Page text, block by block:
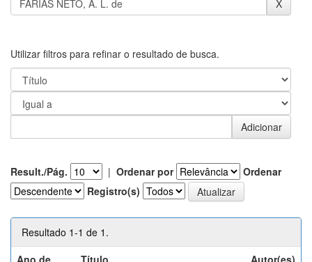
Utilizar filtros para refinar o resultado de busca.
Result./Pág. | Ordenar por
Ordenar
Registro(s)
Resultado 1-1 de 1.
Ano de
Título Autor(es)